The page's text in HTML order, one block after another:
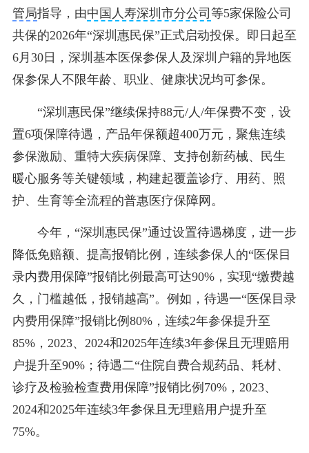
管局指导，由中国人寿深圳市分公司 等5家保险公司
共保的2026年“深圳惠民保”正式启动投保。即日起至
6月30日，深圳基本医保参保人及深圳户籍的异地医
保参保人不限年龄、职业、健康状况均可参保。
“深圳惠民保”继续保持88元/人/年保费不变，设
置6项保障待遇，产品年保额超400万元，聚焦连续
参保激励、重特大疾病保障、支持创新药械、民生
暖心服务等关键领域，构建起覆盖诊疗、用药、照
护、生育等全流程的普惠医疗保障网。
今年，“深圳惠民保”通过设置待遇梯度，进一步
降低免赔额、提高报销比例，连续参保人的“医保目
录内费用保障”报销比例最高可达90%，实现“缴费越
久，门槛越低，报销越高”。例如，待遇一“医保目录
内费用保障”报销比例80%，连续2年参保提升至
85%，2023、2024和2025年连续3年参保且无理赔用
户提升至90%；待遇二“住院自费合规药品、耗材、
诊疗及检验检查费用保障”报销比例70%，2023、
2024和2025年连续3年参保且无理赔用户提升至
75%。